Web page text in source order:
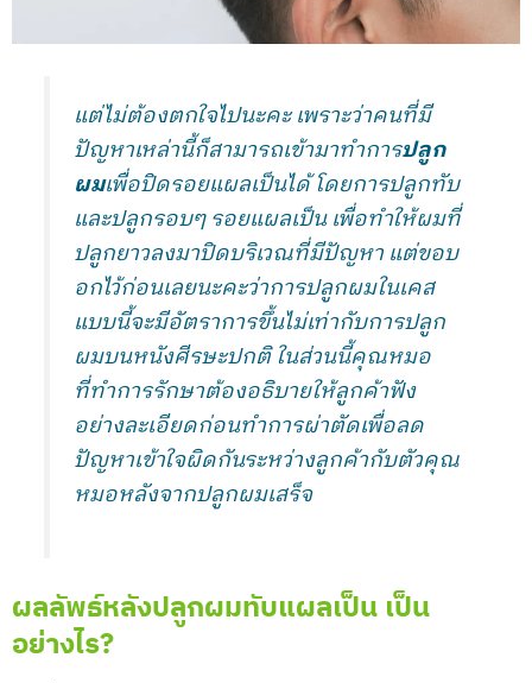
แต่ไม่ต้องตกใจไปนะคะ เพราะว่าคนที่มี
ปัญหาเหล่านี้ก็สามารถเข้ามาทำการปลูก
ผมเพื่อปิดรอยแผลเป็นได้ โดยการปลูกทับ
และปลูกรอบๆ รอยแผลเป็น เพื่อทำให้ผมที่
ปลูกยาวลงมาปิดบริเวณที่มีปัญหา แต่ขอบ
อกไว้ก่อนเลยนะคะว่าการปลูกผมในเคส
แบบนี้จะมีอัตราการขึ้นไม่เท่ากับการปลูก
ผมบนหนังศีรษะปกติ ในส่วนนี้คุณหมอ
ที่ทำการรักษาต้องอธิบายให้ลูกค้าฟัง
อย่างละเอียดก่อนทำการผ่าตัดเพื่อลด
ปัญหาเข้าใจผิดกันระหว่างลูกค้ากับตัวคุณ
หมอหลังจากปลูกผมเสร็จ
ผลลัพธ์หลังปลูกผมทับแผลเป็น เป็น
อย่างไร?